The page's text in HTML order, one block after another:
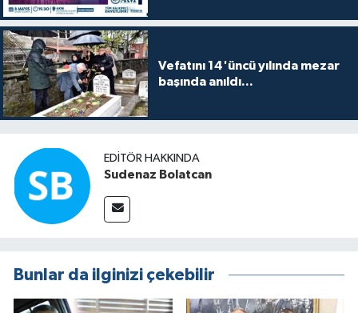
Vefatını 14'üncü yılında mezar
başında anıldı...
EDITÖR HAKKINDA
Sudenaz Bolatcan
Bunlar da ilginizi çekebilir